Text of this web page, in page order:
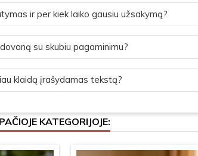
ir per kiek laiko gausiu užsakymą?
su skubiu pagaminimu?
klaidą įrašydamas tekstą?
KATEGORIJOJE: